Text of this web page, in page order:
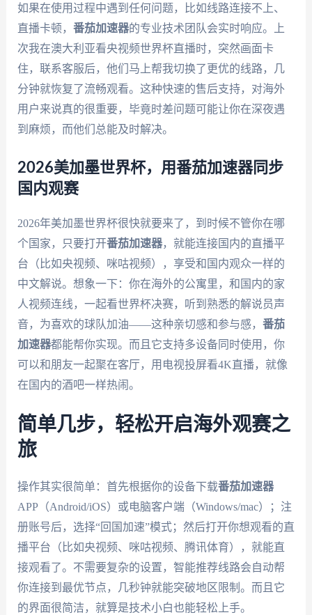
如果在使用过程中遇到任何问题，比如线路连接不上、
直播卡顿， 番茄加速器的专业技术团队会实时响应。上
次我在澳大利亚看央视频世界杯直播时，突然画面卡
住，联系客服后，他们马上帮我切换了更优的线路，几
分钟就恢复了流畅观看。这种快速的售后支持，对海外
用户来说真的很重要，毕竟时差问题可能让你在深夜遇
到麻烦，而他们总能及时解决。
2026美加墨世界杯，用番茄加速器同步
国内观赛
2026年美加墨世界杯很快就要来了，到时候不管你在哪
个国家，只要打开番茄加速器，就能连接国内的直播平
台（比如央视频、咪咕视频），享受和国内观众一样的
中文解说。想象一下：你在海外的公寓里，和国内的家
人视频连线，一起看世界杯决赛，听到熟悉的解说员声
音，为喜欢的球队加油——这种亲切感和参与感， 番茄
加速器都能帮你实现。而且它支持多设备同时使用，你
可以和朋友一起聚在客厅，用电视投屏看4K直播，就像
在国内的酒吧一样热闹。
简单几步，轻松开启海外观赛之
旅
操作其实很简单：首先根据你的设备下载番茄加速器
APP（Android/iOS）或电脑客户端（Windows/mac）；注
册账号后，选择“回国加速”模式；然后打开你想观看的直
播平台（比如央视频、咪咕视频、腾讯体育），就能直
接观看了。不需要复杂的设置，智能推荐线路会自动帮
你连接到最优节点，几秒钟就能突破地区限制。而且它
的界面很简洁，就算是技术小白也能轻松上手。